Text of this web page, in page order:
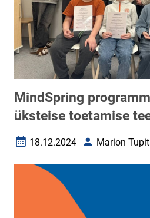
MindSpring
üksteise toetamise
Loomise kuupäev
18.12.2024 AutorMarion